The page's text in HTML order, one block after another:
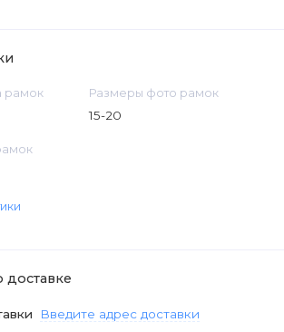
рамок Размеры фото рамок
15-20
Введите адрес доставки